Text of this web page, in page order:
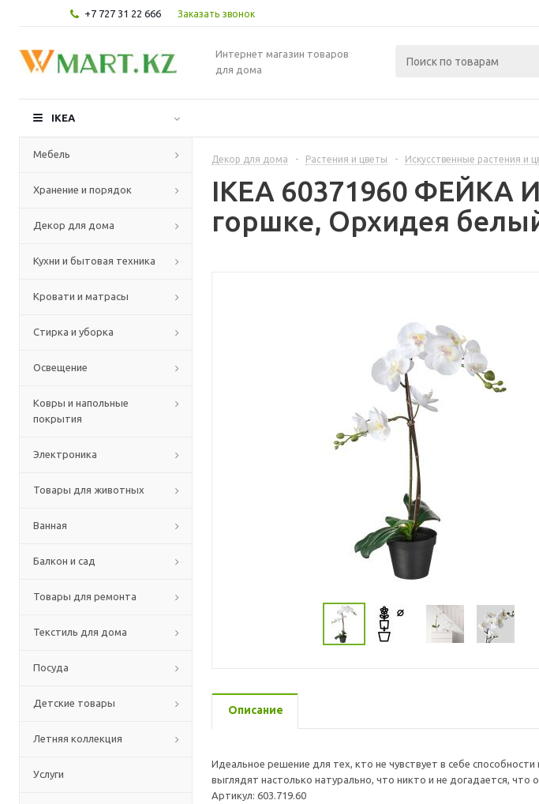
+7 727 31 22 666 Заказать звонок
Интернет магазин товаров
для дома
IKEA
Мебель
Хранение и порядок
Декор для дома
Кухни и бытовая техника
Кровати и матрасы
Стирка и уборка
Освещение
Ковры и напольные
покрытия
Электроника
Товары для животных
Ванная
Балкон и сад
Товары для ремонта
Текстиль для дома
Посуда
Детские товары
Летняя коллекция
Услуги
Декор для дома - Растения и цветы - Искусственные растения и
IKEA 60371960 ФЕЙКА
горшке, Орхидея
Описание
Идеальное решение для тех, кто не чувствует в себе
выглядят настолько натурально, что никто и не догадается, что
Артикул: 603.719.60